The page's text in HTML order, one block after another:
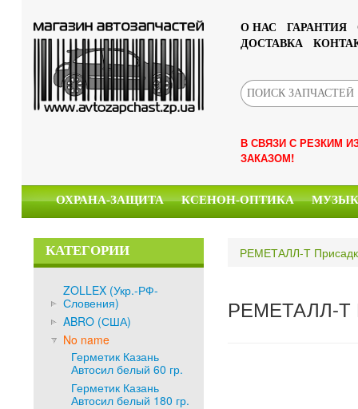
О НАС ГАРАНТИЯ
ДОСТАВКА
В СВЯЗИ С РЕЗКИМ
ЗАКАЗОМ!
ОХРАНА-ЗАЩИТА КСЕНОН-ОПТИКА
КАТЕГОРИИ
ZOLLEX (Укр.-РФ-
Словения)
ABRO (США)
No name
Герметик Казань
Автосил белый 60 гр.
Герметик Казань
Автосил белый 180 гр.
РЕМЕТАЛЛ-Т
РЕМЕТАЛЛ-Т